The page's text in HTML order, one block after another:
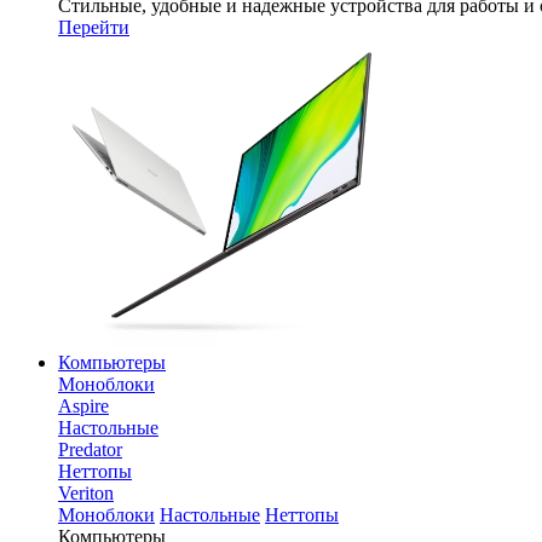
Стильные, удобные и надежные устройства для работы и
Перейти
Компьютеры
Моноблоки
Aspire
Настольные
Predator
Неттопы
Veriton
Моноблоки Настольные Неттопы
Компьютеры